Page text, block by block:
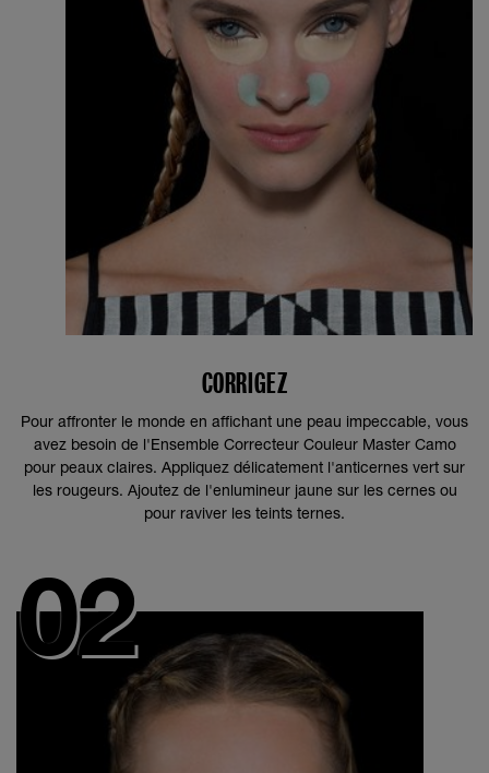
CORRIGEZ
Pour affronter le monde en affichant une peau impeccable, vous
avez besoin de l'Ensemble Correcteur Couleur Master Camo
pour peaux claires. Appliquez délicatement l'anticernes vert sur
les rougeurs. Ajoutez de l'enlumineur jaune sur les cernes ou
pour raviver les teints ternes.